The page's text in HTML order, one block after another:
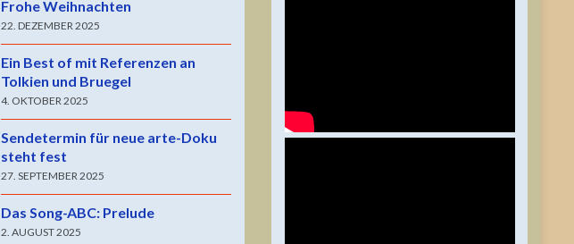
Frohe Weihnachten
22. DEZEMBER 2025
Ein Best of mit Referenzen an
Tolkien und Bruegel
4. OKTOBER 2025
Sendetermin für neue arte-Doku
steht fest
27. SEPTEMBER 2025
Das Song-ABC: Prelude
2. AUGUST 2025